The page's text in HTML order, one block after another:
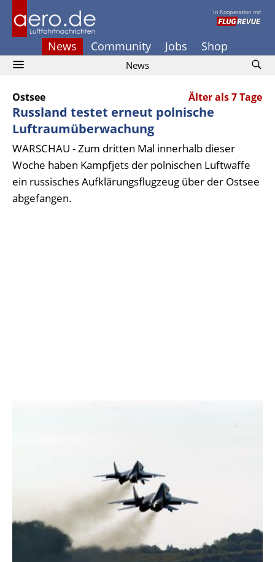
In Kooperation mit
News Community Jobs Shop
News
Ostsee Älter als 7 Tage
Russland testet erneut polnische
Luftraumüberwachung
WARSCHAU - Zum dritten Mal innerhalb dieser
Woche haben Kampfjets der polnischen Luftwaffe
ein russisches Aufklärungsflugzeug über der Ostsee
abgefangen.